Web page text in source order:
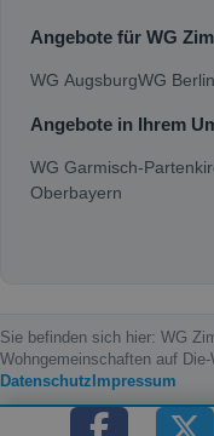
Angebote für WG
WG AugsburgWG Berlin
Angebote in Ihrem
WG Garmisch-
Oberbayern
Sie befinden sich hier: WG
Wohngemeinschaften auf
Datenschutz Impressum
Copyright © 2000 - 2026